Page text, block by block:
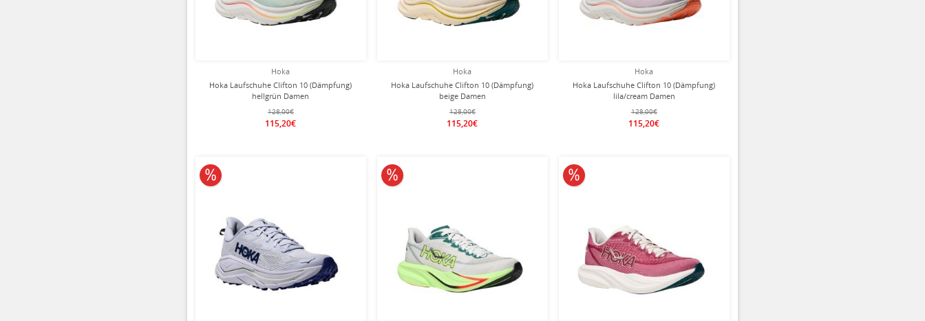
Hoka
Hoka Laufschuhe Clifton 10 (Dämpfung)
hellgrün Damen
128,00€
115,20€
Hoka
Hoka Laufschuhe Clifton 10 (Dämpfung)
beige Damen
128,00€
115,20€
Hoka
Hoka Laufschuhe Clifton 10 (Dämpfung)
lila/cream Damen
128,00€
115,20€
10% reduziert 10% reduziert 10% reduziert